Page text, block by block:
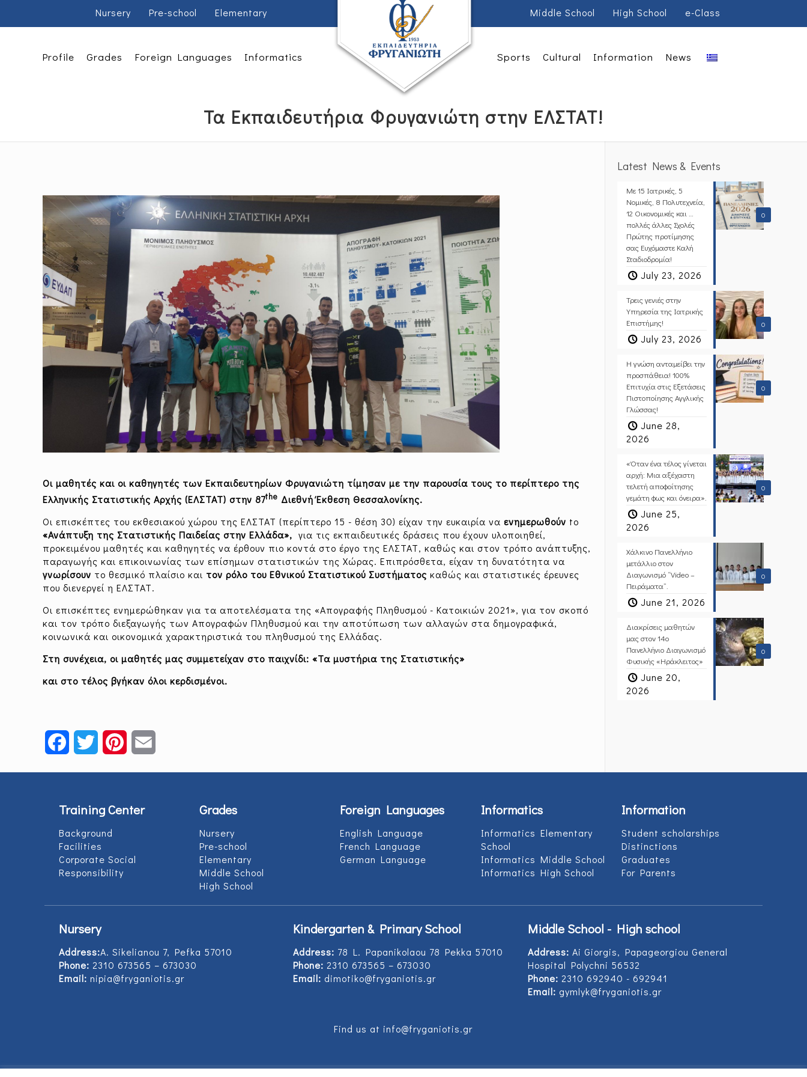
Nursery Pre-school Elementary Middle School High School e-Class
Profile Grades Foreign Languages Informatics Sports Cultural Information News
Τα Εκπαιδευτήρια Φρυγανιώτη στην ΕΛΣΤΑΤ!
Οι μαθητές και οι καθηγητές των Εκπαιδευτηρίων Φρυγανιώτη τίμησαν με την παρουσία τους το περίπτερο της
Ελληνικής Στατιστικής Αρχής (ΕΛΣΤΑΤ) στην 87the Διεθνή Έκθεση Θεσσαλονίκης.
Οι επισκέπτες του εκθεσιακού χώρου της ΕΛΣΤΑΤ (περίπτερο 15 - θέση 30) είχαν την ευκαιρία να ενημερωθούν to
«Ανάπτυξη της Στατιστικής Παιδείας στην Ελλάδα», για τις εκπαιδευτικές δράσεις που έχουν υλοποιηθεί,
προκειμένου μαθητές και καθηγητές να έρθουν πιο κοντά στο έργο της ΕΛΣΤΑΤ, καθώς και στον τρόπο ανάπτυξης,
παραγωγής και επικοινωνίας των επίσημων στατιστικών της Χώρας. Επιπρόσθετα, είχαν τη δυνατότητα να
γνωρίσουν το θεσμικό πλαίσιο και τον ρόλο του Εθνικού Στατιστικού Συστήματος καθώς και στατιστικές έρευνες
που διενεργεί η ΕΛΣΤΑΤ.
Οι επισκέπτες ενημερώθηκαν για τα αποτελέσματα της «Απογραφής Πληθυσμού - Κατοικιών 2021», για τον σκοπό
και τον τρόπο διεξαγωγής των Απογραφών Πληθυσμού και την αποτύπωση των αλλαγών στα δημογραφικά,
κοινωνικά και οικονομικά χαρακτηριστικά του πληθυσμού της Ελλάδας.
Στη συνέχεια, οι μαθητές μας συμμετείχαν στο παιχνίδι: «Τα μυστήρια της Στατιστικής»
και στο τέλος βγήκαν όλοι κερδισμένοι.
FacebookTwitter Pinterest
Latest News & Events
0
Με 15 Ιατρικές, 5
Νομικές, 8 Πολυτεχνεία,
12 Οικονομικές και …
πολλές άλλες Σχολές
Πρώτης προτίμησης
σας Ευχόμαστε Καλή
Σταδιοδρομία!
July 23, 2026
0
Τρεις γενιές στην
Υπηρεσία της Ιατρικής
Επιστήμης!
July 23, 2026
0
Η γνώση ανταμείβει την
προσπάθεια! 100%
Επιτυχία στις Εξετάσεις
Πιστοποίησης Αγγλικής
Γλώσσας!
June 28,
2026
0
«Όταν ένα τέλος γίνεται
αρχή: Μια αξέχαστη
τελετή αποφοίτησης
γεμάτη φως και όνειρα».
June 25,
2026
0
Χάλκινο Πανελλήνιο
μετάλλιο στον
Διαγωνισμό “Video –
Πειράματα”.
June 21, 2026
0
Διακρίσεις μαθητών
μας στον 14ο
Πανελλήνιο Διαγωνισμό
Φυσικής «Ηράκλειτος»
June 20,
2026
Training Center
Background
Facilities
Corporate Social
Responsibility
Grades
Nursery
Pre-school
Elementary
Middle School
High School
Foreign Languages
English Language
French Language
German Language
Informatics
Informatics Elementary
School
Informatics Middle School
Informatics High School
Information
Student scholarships
Distinctions
Graduates
For Parents
Nursery
Address:Α. Sikelianou 7, Pefka 57010
Phone: 2310 673565 – 673030
Email: nipia@fryganiotis.gr
Kindergarten & Primary School
Address: 78 L. Papanikolaou 78 Pekka 57010
Phone: 2310 673565 – 673030
Email: dimotiko@fryganiotis.gr
Middle School - High school
Address: Ai Giorgis, Papageorgiou General
Hospital Polychni 56532
Phone: 2310 692940 - 692941
Email: gymlyk@fryganiotis.gr
Find us at info@fryganiotis.gr